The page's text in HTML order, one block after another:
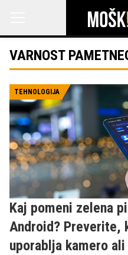
VARNOST
TEHNOLOGIJA
Kaj pomeni zelena
Android? Preverite,
uporablja kamero